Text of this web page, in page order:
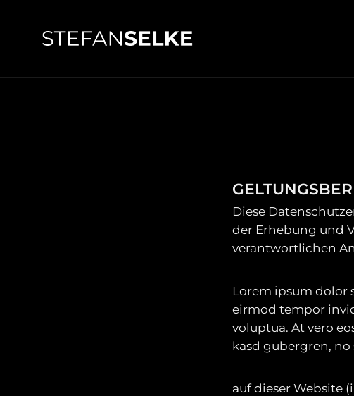
Diese
der Erhebung und
verantwortlichen
Lorem ipsum dolor
eirmod tempor
voluptua. At vero
kasd gubergren, no
auf dieser Website